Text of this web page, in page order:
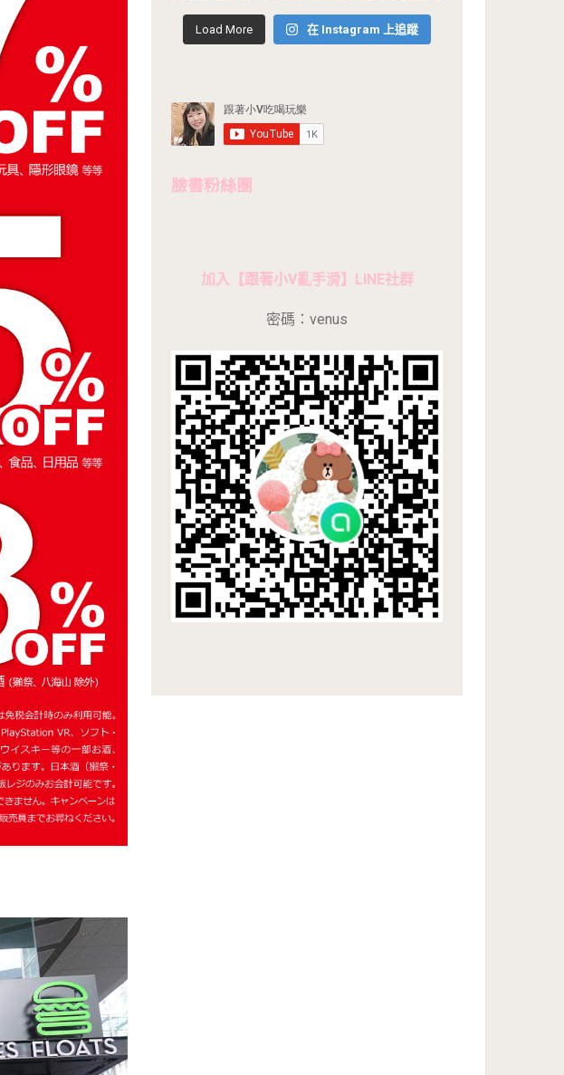
Load More 在 Instagram 上追蹤
臉書粉絲團
加入【跟著小V亂手滑】LINE社群
密碼：venus